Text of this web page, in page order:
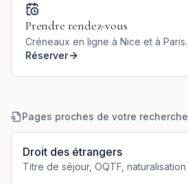
Prendre rendez-vous
Créneaux en ligne à Nice et à Paris.
Réserver
Pages proches de votre recherche
Droit des étrangers
Titre de séjour, OQTF, naturalisation